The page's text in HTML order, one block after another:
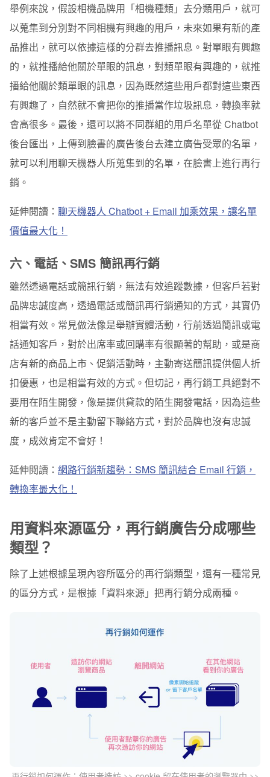
舉例來說，假設相機品牌用「相機種類」去分類用戶，就可
以蒐集到分別對不同相機有興趣的用戶，未來如果有新的產
品推出，就可以依據這樣的分群去推播訊息。對單眼有興趣
的，就推播給他關於單眼的訊息，對類單眼有興趣的，就推
播給他關於類單眼的訊息，因為既然這些用戶都對這些東西
有興趣了，自然就不會把你的推播當作垃圾訊息，轉換率就
會高很多。最後，還可以將不同群組的用戶名單從 Chatbot
後台匯出，上傳到臉書的廣告後台去建立廣告受眾的名單，
就可以利用聊天機器人所蒐集到的名單，在臉書上進行再行
銷。
延伸閱讀： 聊天機器人 Chatbot + Email 加乘效果，讓名單
價值最大化！
六、電話、SMS 簡訊再行銷
雖然透過電話或簡訊行銷，無法有效追蹤數據，但客戶若對
品牌忠誠度高，透過電話或簡訊再行銷通知的方式，其實仍
相當有效。常見做法像是舉辦實體活動，行前透過簡訊或電
話通知客戶，對於出席率或回購率有很顯著的幫助，或是商
店有新的商品上市、促銷活動時，主動寄送簡訊提供個人折
扣優惠，也是相當有效的方式。但切記，再行銷工具絕對不
要用在陌生開發，像是提供貸款的陌生開發電話，因為這些
新的客戶並不是主動留下聯絡方式，對於品牌也沒有忠誠
度，成效肯定不會好！
延伸閱讀： 網路行銷新趨勢：SMS 簡訊結合 Email 行銷，
轉換率最大化！
用資料來源區分，再行銷廣告分成哪些
類型？
除了上述根據呈現內容所區分的再行銷類型，還有一種常見
的區分方式，是根據「資料來源」把再行銷分成兩種。